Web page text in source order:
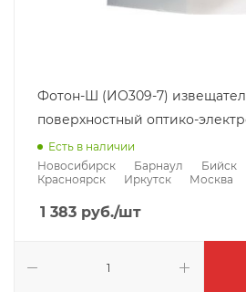
Фотон-Ш (ИО309-7)
поверхностный оптико-
Есть в наличии
Новосибирск
Барнаул Бийск
Красноярск
Иркутск Москва
1 383 руб./шт